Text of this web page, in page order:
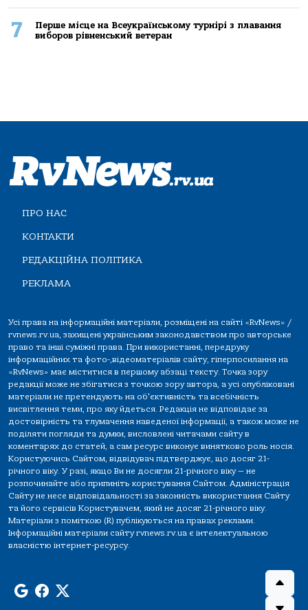
7
Перше місце на Всеукраїнському турнірі з плавання
виборов рівненський ветеран
ПРО НАС
КОНТАКТИ
РЕДАКЦІЙНА ПОЛІТИКА
РЕКЛАМА
Усі права на інформаційні матеріали, розміщені на сайті «RvNews» /
rvnews.rv.ua, захищені українським законодавством про авторське
право та інші суміжні права. При використанні, передруку
інформаційних та фото-,відеоматеріалів сайту, гіперпосилання на
«RvNews» має міститися в першому абзаці тексту. Точка зору
редакції може не збігатися з точкою зору автора, а усі опубліковані
матеріали не претендують на об'єктивність та всебічність
висвітлення теми, про яку йдеться. Редакція не відповідає за
достовірність та тлумачення наведеної інформації, а також може не
поділяти погляди та думки, висловлені читачами сайту в
коментарях до статей, а сам ресурс виконує винятково роль носія.
Користуючись Сайтом, відвідувач підтверджує, що досяг 21-
річного віку. У разі, якщо Ви не досягли 21-річного віку — не
розпочинайте або припиніть користування Сайтом. Адміністрація
Сайту не несе відповідальності за законність використання Сайту
та його сервісів Користувачем, який не досяг 21-річного віку.
Матеріали з поміткою (R) публікуються на правах реклами.
Інформаційні матеріали сайту rvnews.rv.ua є інтелектуальною
власністю інтернет-ресурсу.